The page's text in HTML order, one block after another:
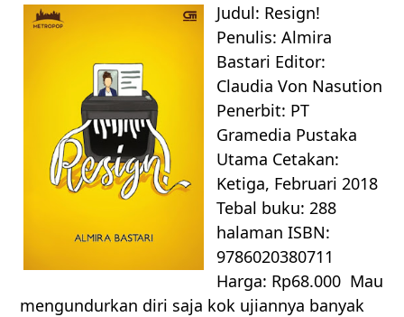
Judul: Resign!
Penulis: Almira
Bastari Editor:
Claudia Von Nasution
Penerbit: PT
Gramedia Pustaka
Utama Cetakan:
Ketiga, Februari 2018
Tebal buku: 288
halaman ISBN:
9786020380711
Harga: Rp68.000 Mau
mengundurkan diri saja kok ujiannya banyak